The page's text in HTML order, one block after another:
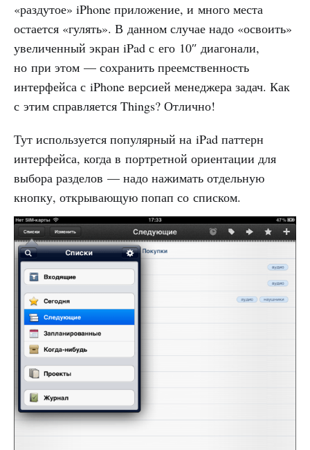
«раздутое» iPhone приложение, и много места
остается «гулять». В данном случае надо «освоить»
увеличенный экран iPad с его 10″ диагонали,
но при этом — сохранить преемственность
интерфейса с iPhone версией менеджера задач. Как
с этим справляется Things? Отлично!
Тут используется популярный на iPad паттерн
интерфейса, когда в портретной ориентации для
выбора разделов — надо нажимать отдельную
кнопку, открывающую попап со списком.